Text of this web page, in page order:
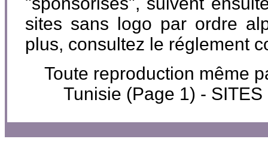
sites sans logo par ordre
plus, consultez le réglement
Toute reproduction même
Tunisie (Page 1) -